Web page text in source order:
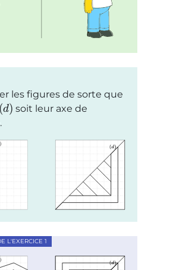
les figures de sorte que
(d) soit leur axe de